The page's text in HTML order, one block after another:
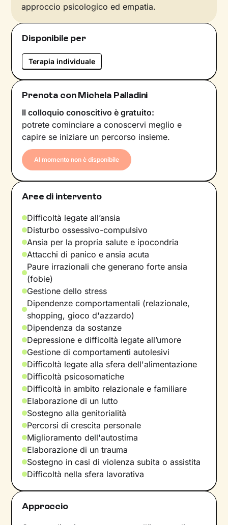
approccio psicologico ed empatia.
Disponibile per
Terapia individuale
Prenota con Michela Palladini
Il colloquio conoscitivo è gratuito:
potrete cominciare a conoscervi meglio e
capire se iniziare un percorso insieme.
Al momento non è disponibile
Aree di intervento
Difficoltà legate all’ansia
Disturbo ossessivo-compulsivo
Ansia per la propria salute e ipocondria
Attacchi di panico e ansia acuta
Paure irrazionali che generano forte ansia
(fobie)
Gestione dello stress
Dipendenze comportamentali (relazionale,
shopping, gioco d'azzardo)
Dipendenza da sostanze
Depressione e difficoltà legate all’umore
Gestione di comportamenti autolesivi
Difficoltà legate alla sfera dell'alimentazione
Difficoltà psicosomatiche
Difficoltà in ambito relazionale e familiare
Elaborazione di un lutto
Sostegno alla genitorialità
Percorsi di crescita personale
Miglioramento dell'autostima
Elaborazione di un trauma
Sostegno in casi di violenza subita o assistita
Difficoltà nella sfera lavorativa
Approccio